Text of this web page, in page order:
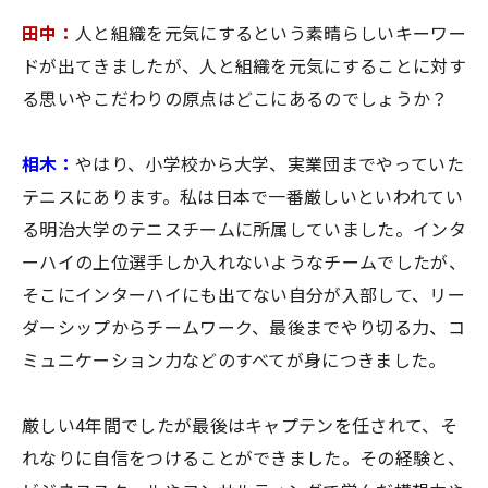
田中： 人と組織を元気にするという素晴らしいキーワー
ドが出てきましたが、人と組織を元気にすることに対す
る思いやこだわりの原点はどこにあるのでしょうか？
相木： やはり、小学校から大学、実業団までやっていた
テニスにあります。私は日本で一番厳しいといわれてい
る明治大学のテニスチームに所属していました。インタ
ーハイの上位選手しか入れないようなチームでしたが、
そこにインターハイにも出てない自分が入部して、リー
ダーシップからチームワーク、最後までやり切る力、コ
ミュニケーション力などのすべてが身につきました。
厳しい4年間でしたが最後はキャプテンを任されて、そ
れなりに自信をつけることができました。その経験と、